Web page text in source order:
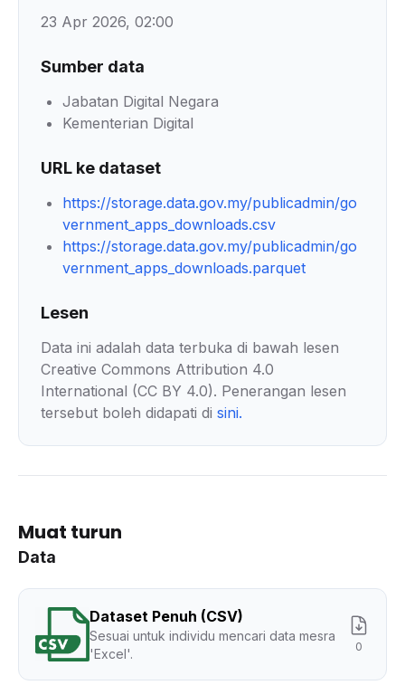
23 Apr 2026, 02:00
Sumber data
Jabatan Digital Negara
Kementerian Digital
URL ke dataset
https://storage.data.gov.my/publicadmin/go
vernment_apps_downloads.csv
https://storage.data.gov.my/publicadmin/go
vernment_apps_downloads.parquet
Lesen
Data ini adalah data terbuka di bawah lesen
Creative Commons Attribution 4.0
International (CC BY 4.0). Penerangan lesen
tersebut boleh didapati di sini.
Muat turun
Data
Dataset Penuh (CSV)
Sesuai untuk individu mencari data mesra
'Excel'.
0